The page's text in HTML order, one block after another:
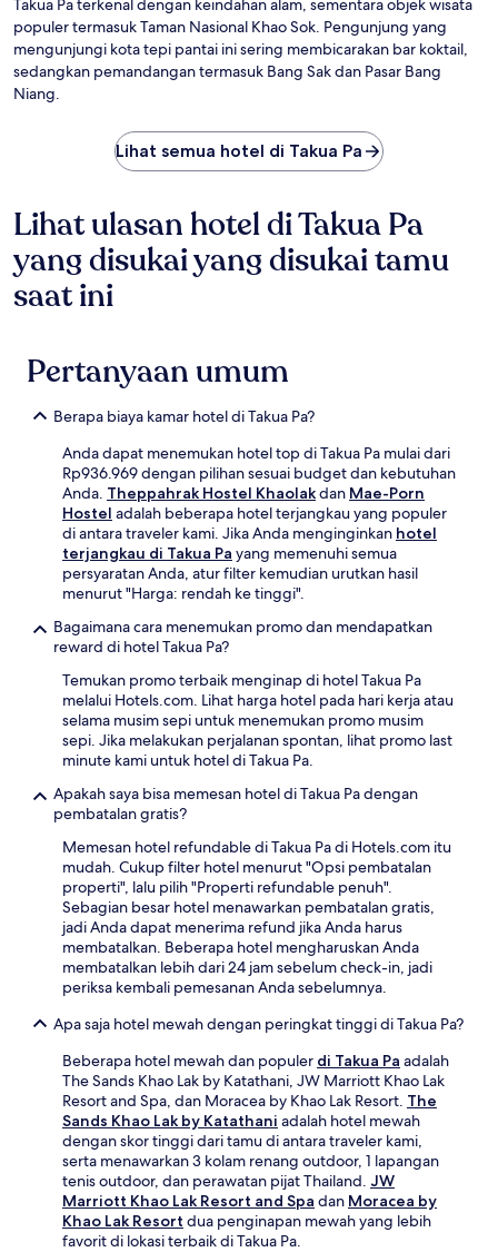
Takua Pa terkenal dengan keindahan alam, sementara objek wisata
populer termasuk Taman Nasional Khao Sok. Pengunjung yang
mengunjungi kota tepi pantai ini sering membicarakan bar koktail,
sedangkan pemandangan termasuk Bang Sak dan Pasar Bang
Niang.
Lihat semua hotel di Takua Pa
Lihat ulasan hotel di Takua Pa
yang disukai yang disukai tamu
saat ini
Pertanyaan umum
Berapa biaya kamar hotel di Takua Pa?
Anda dapat menemukan hotel top di Takua Pa mulai dari
Rp936.969 dengan pilihan sesuai budget dan kebutuhan
Anda. Theppahrak Hostel Khaolakdan Mae-Porn
Hostel adalah beberapa hotel terjangkau yang populer
di antara traveler kami. Jika Anda menginginkan hotel
terjangkau di Takua Pa yang memenuhi semua
persyaratan Anda, atur filter kemudian urutkan hasil
menurut "Harga: rendah ke tinggi".
Bagaimana cara menemukan promo dan mendapatkan
reward di hotel Takua Pa?
Temukan promo terbaik menginap di hotel Takua Pa
melalui Hotels.com. Lihat harga hotel pada hari kerja atau
selama musim sepi untuk menemukan promo musim
sepi. Jika melakukan perjalanan spontan, lihat promo last
minute kami untuk hotel di Takua Pa.
Apakah saya bisa memesan hotel di Takua Pa dengan
pembatalan gratis?
Memesan hotel refundable di Takua Pa di Hotels.com itu
mudah. Cukup filter hotel menurut "Opsi pembatalan
properti", lalu pilih "Properti refundable penuh".
Sebagian besar hotel menawarkan pembatalan gratis,
jadi Anda dapat menerima refund jika Anda harus
membatalkan. Beberapa hotel mengharuskan Anda
membatalkan lebih dari 24 jam sebelum check-in, jadi
periksa kembali pemesanan Anda sebelumnya.
Apa saja hotel mewah dengan peringkat tinggi di Takua Pa?
Beberapa hotel mewah dan populer di Takua Pa adalah
The Sands Khao Lak by Katathani, JW Marriott Khao Lak
Resort and Spa, dan Moracea by Khao Lak Resort. The
Sands Khao Lak by Katathani adalah hotel mewah
dengan skor tinggi dari tamu di antara traveler kami,
serta menawarkan 3 kolam renang outdoor, 1 lapangan
tenis outdoor, dan perawatan pijat Thailand. JW
Marriott Khao Lak Resort and Spa dan Moracea by
Khao Lak Resort dua penginapan mewah yang lebih
favorit di lokasi terbaik di Takua Pa.